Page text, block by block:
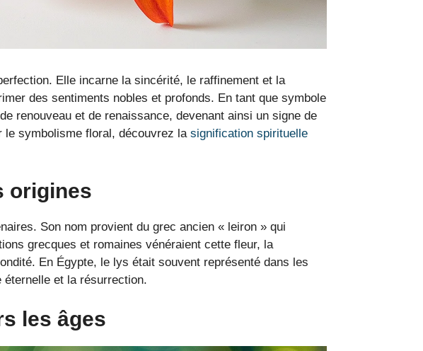
Elle incarne la sincérité, le raffinement et la
des sentiments nobles et profonds. En tant que symbole
renouveau et de renaissance, devenant ainsi un signe de
le symbolisme floral, découvrez la signification spirituelle
origines
Son nom provient du grec ancien « leiron » qui
grecques et romaines vénéraient cette fleur, la
En Égypte, le lys était souvent représenté dans les
et la résurrection.
les âges